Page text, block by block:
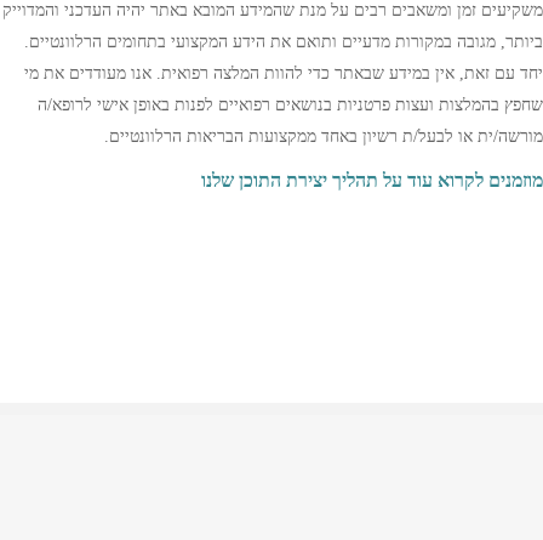
משקיעים זמן ומשאבים רבים על מנת שהמידע המובא באתר יהיה העדכני והמדוייק
ביותר, מגובה במקורות מדעיים ותואם את הידע המקצועי בתחומים הרלוונטיים.
יחד עם זאת, אין במידע שבאתר כדי להוות המלצה רפואית. אנו מעודדים את מי
שחפץ בהמלצות ועצות פרטניות בנושאים רפואיים לפנות באופן אישי לרופא/ה
מורשה/ית או לבעל/ת רשיון באחד ממקצועות הבריאות הרלוונטיים.
מוזמנים לקרוא עוד על תהליך יצירת התוכן שלנו